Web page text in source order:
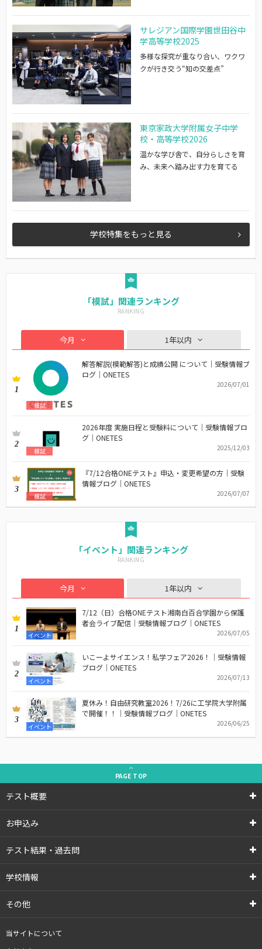
サレジアン国際学園世田谷中
学高等学校2025
多様な探究が重なり合い、ワクワ
クが行き交う“知の交差点”
東京家政大学附属女子中学
校・高等学校2026
温かな学び舎で、自分らしさを育
み、未来へ踏み出す力を育てる
学校特集をもっと見る
「模試」関連ランキング
今月 1年以内
1
模試
解答解説(模範解答)と成績公開 について｜受験情報ブ
ログ｜ONETES
2026/07/01
2
模試
2026年度 実施日程と受験料について｜受験情報ブロ
グ｜ONETES
2025/12/03
3
模試
『7/12合格ONEテスト』申込・変更希望の方｜受験
情報ブログ｜ONETES
2026/07/07
「イベント」関連ランキング
今月 1年以内
1
イベント
7/12（日）合格ONEテスト湘南白百合学園から保護
者会ライブ配信｜受験情報ブログ｜ONETES
2026/07/05
2
イベント
いこーよサイエンス！私学フェア2026！｜受験情報
ブログ｜ONETES
2026/07/13
3
イベント
夏休み！自由研究教室2026！7/26に工学院大学附属
で開催！！｜受験情報ブログ｜ONETES
2026/06/25
PAGE TOP
テスト概要
お申込み
テスト結果・過去問
学校情報
その他
当サイトについて